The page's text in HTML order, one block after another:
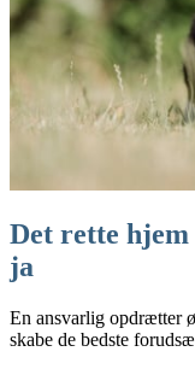
Det rette
ja
En ansvarlig opdrætter
skabe de bedste